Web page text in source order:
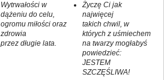
Wytrwałości w
dążeniu do celu,
ogromu miłości oraz
zdrowia
przez długie lata.
Życzę Ci jak
najwięcej
takich chwil, w
których z uśmiechem
na twarzy mogłabyś
powiedzieć:
JESTEM
SZCZĘŚLIWA!